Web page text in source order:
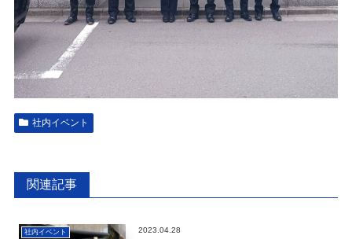
社内イベント
関連記事
社内イベント 2023.04.28